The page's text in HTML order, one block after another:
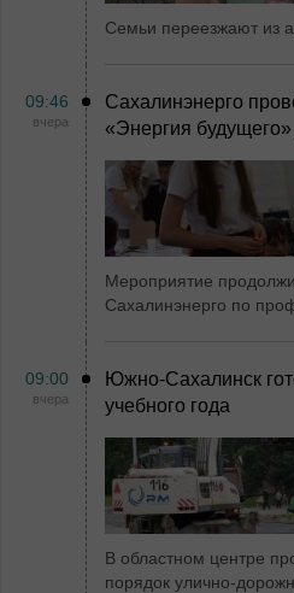
Семьи переезжают из
09:46
вчера
Сахалинэнерго
«Энергия
Мероприятие
Сахалинэнерго по
09:00
вчера
Южно-Сахалинск
учебного года
В областном центре
порядок улично-